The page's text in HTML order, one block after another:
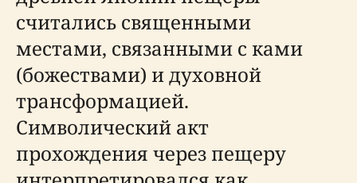
считались священными
местами, связанными с ками
(божествами) и духовной
трансформацией.
Символический акт
прохождения через пещеру